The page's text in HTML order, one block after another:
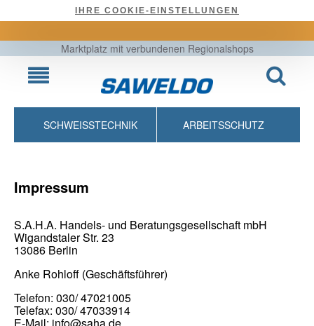
IHRE COOKIE-EINSTELLUNGEN
Marktplatz mit verbundenen Regionalshops
SCHWEISSTECHNIK ARBEITSSCHUTZ
Impressum
S.A.H.A. Handels- und Beratungsgesellschaft mbH
Wigandstaler Str. 23
13086 Berlin
Anke Rohloff (Geschäftsführer)
Telefon: 030/ 47021005
Telefax: 030/ 47033914